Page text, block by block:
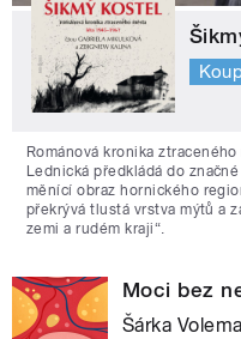
Románová kronika
Lednická předkládá do
měnící obraz hornického
překrývá tlustá vrstva mýtů a
zemi a rudém kraji“.
Moci bez
Šárka